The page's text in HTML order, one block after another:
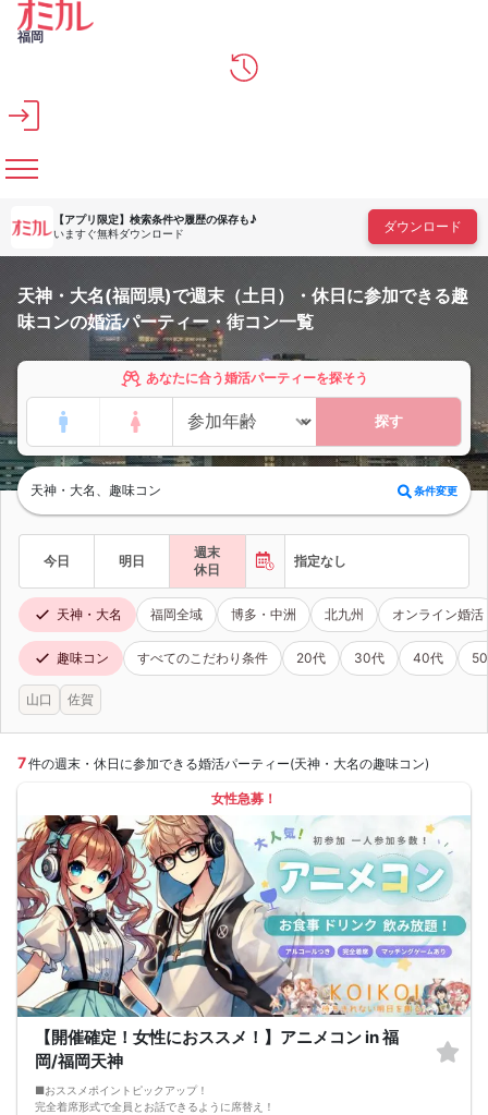
メインコンテンツへスキップ
福岡
【アプリ限定】 検索条件や履歴の保存も♪
いますぐ無料ダウンロード
ダウンロード
天神・大名(福岡県)で週末（土日）・休日に参加できる趣
味コンの婚活パーティー・街コン一覧
あなたに合う婚活パーティーを探そう
探す
天神・大名、趣味コン 条件変更
今日 明日
週末
休日
指定なし
天神・大名 福岡全域 博多・中洲 北九州 オンライン婚活
趣味コン すべてのこだわり条件 20代 30代 40代
山口 佐賀
7件の週末・休日に参加できる婚活パーティー(天神・大名の趣味コン)
女性急募！
【開催確定！女性におススメ！】アニメコン in 福
岡/福岡天神
■おススメポイントピックアップ！
完全着席形式で全員とお話できるように席替え！